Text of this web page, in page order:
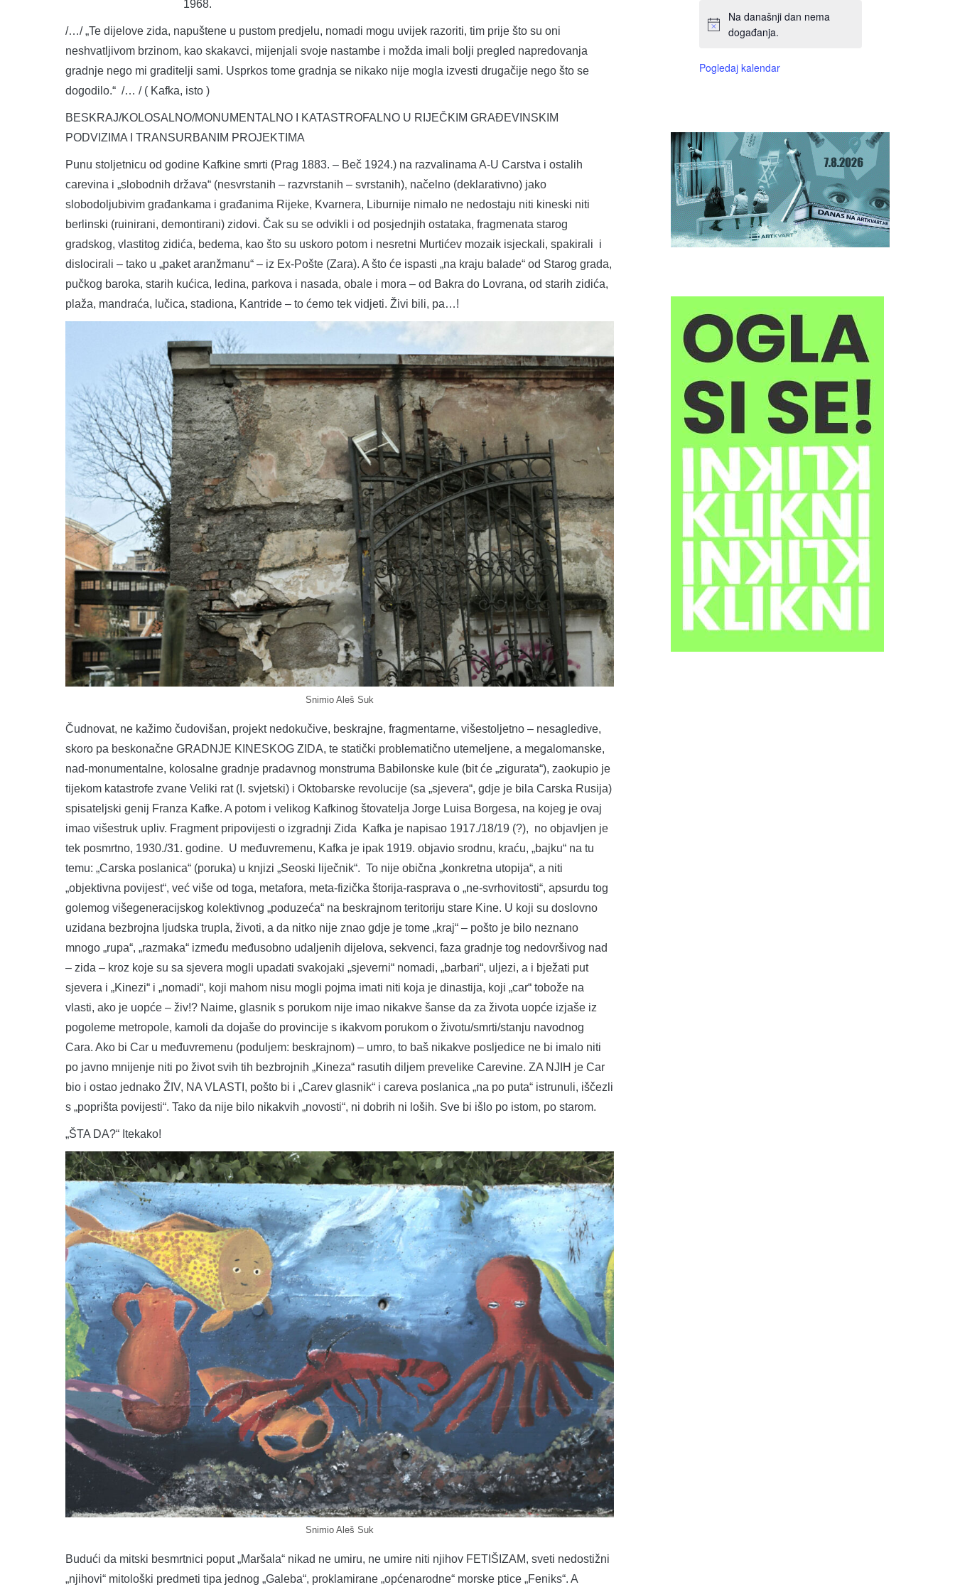
1968.
/…/ „Te dijelove zida, napuštene u pustom predjelu, nomadi mogu uvijek razoriti, tim prije što su oni
neshvatljivom brzinom, kao skakavci, mijenjali svoje nastambe i možda imali bolji pregled napredovanja
gradnje nego mi graditelji sami. Usprkos tome gradnja se nikako nije mogla izvesti drugačije nego što se
dogodilo.“ /… / ( Kafka, isto )
BESKRAJ/KOLOSALNO/MONUMENTALNO I KATASTROFALNO U RIJEČKIM GRAĐEVINSKIM
PODVIZIMA I TRANSURBANIM PROJEKTIMA
Punu stoljetnicu od godine Kafkine smrti (Prag 1883. – Beč 1924.) na razvalinama A-U Carstva i ostalih
carevina i „slobodnih država“ (nesvrstanih – razvrstanih – svrstanih), načelno (deklarativno) jako
slobodoljubivim građankama i građanima Rijeke, Kvarnera, Liburnije nimalo ne nedostaju niti kineski niti
berlinski (ruinirani, demontirani) zidovi. Čak su se odvikli i od posjednjih ostataka, fragmenata starog
gradskog, vlastitog zidića, bedema, kao što su uskoro potom i nesretni Murtićev mozaik isjeckali, spakirali i
dislocirali – tako u „paket aranžmanu“ – iz Ex-Pošte (Zara). A što će ispasti „na kraju balade“ od Starog grada,
pučkog baroka, starih kućica, ledina, parkova i nasada, obale i mora – od Bakra do Lovrana, od starih zidića,
plaža, mandraća, lučica, stadiona, Kantride – to ćemo tek vidjeti. Živi bili, pa…!
Snimio Aleš Suk
Čudnovat, ne kažimo čudovišan, projekt nedokučive, beskrajne, fragmentarne, višestoljetno – nesagledive,
skoro pa beskonačne GRADNJE KINESKOG ZIDA, te statički problematično utemeljene, a megalomanske,
nad-monumentalne, kolosalne gradnje pradavnog monstruma Babilonske kule (bit će „zigurata“), zaokupio je
tijekom katastrofe zvane Veliki rat (I. svjetski) i Oktobarske revolucije (sa „sjevera“, gdje je bila Carska Rusija)
spisateljski genij Franza Kafke. A potom i velikog Kafkinog štovatelja Jorge Luisa Borgesa, na kojeg je ovaj
imao višestruk upliv. Fragment pripovijesti o izgradnji Zida Kafka je napisao 1917./18/19 (?), no objavljen je
tek posmrtno, 1930./31. godine. U međuvremenu, Kafka je ipak 1919. objavio srodnu, kraću, „bajku“ na tu
temu: „Carska poslanica“ (poruka) u knjizi „Seoski liječnik“. To nije obična „konkretna utopija“, a niti
„objektivna povijest“, već više od toga, metafora, meta-fizička štorija-rasprava o „ne-svrhovitosti“, apsurdu tog
golemog višegeneracijskog kolektivnog „poduzeća“ na beskrajnom teritoriju stare Kine. U koji su doslovno
uzidana bezbrojna ljudska trupla, životi, a da nitko nije znao gdje je tome „kraj“ – pošto je bilo neznano
mnogo „rupa“, „razmaka“ između međusobno udaljenih dijelova, sekvenci, faza gradnje tog nedovršivog nad
– zida – kroz koje su sa sjevera mogli upadati svakojaki „sjeverni“ nomadi, „barbari“, uljezi, a i bježati put
sjevera i „Kinezi“ i „nomadi“, koji mahom nisu mogli pojma imati niti koja je dinastija, koji „car“ tobože na
vlasti, ako je uopće – živ!? Naime, glasnik s porukom nije imao nikakve šanse da za života uopće izjaše iz
pogoleme metropole, kamoli da dojaše do provincije s ikakvom porukom o životu/smrti/stanju navodnog
Cara. Ako bi Car u međuvremenu (poduljem: beskrajnom) – umro, to baš nikakve posljedice ne bi imalo niti
po javno mnijenje niti po život svih tih bezbrojnih „Kineza“ rasutih diljem prevelike Carevine. ZA NJIH je Car
bio i ostao jednako ŽIV, NA VLASTI, pošto bi i „Carev glasnik“ i careva poslanica „na po puta“ istrunuli, iščezli
s „poprišta povijesti“. Tako da nije bilo nikakvih „novosti“, ni dobrih ni loših. Sve bi išlo po istom, po starom.
„ŠTA DA?“ Itekako!
Snimio Aleš Suk
Budući da mitski besmrtnici poput „Maršala“ nikad ne umiru, ne umire niti njihov FETIŠIZAM, sveti nedostižni
„njihovi“ mitološki predmeti tipa jednog „Galeba“, proklamirane „općenarodne“ morske ptice „Feniks“. A
Na današnji dan nema
događanja.
Pogledaj kalendar